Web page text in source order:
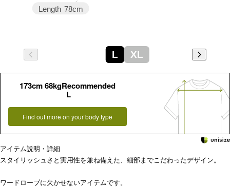
Length 78cm
L XL
173cm 68kgRecommended
L
Find out more on your body type
アイテム説明・詳細
スタイリッシュさと実用性を兼ね備えた、細部までこだわったデザイン。
ワードローブに欠かせないアイテムです。